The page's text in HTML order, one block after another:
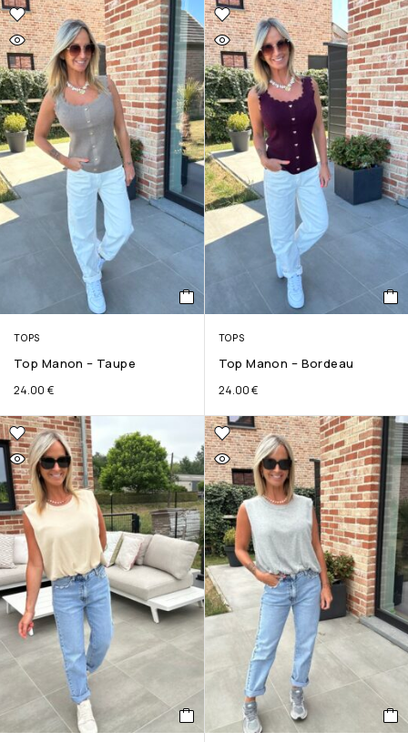
TOPS
Top Manon – Taupe
24.00 €
TOPS
Top Manon – Bordeau
24.00€